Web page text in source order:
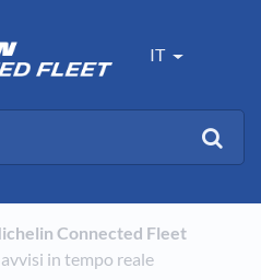
IT
Connected Fleet
in tempo reale